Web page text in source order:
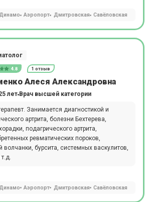
Аэропорт Дмитровская Савёловская
4.8 1 отзыв
Алеся Александровна
лет Врач высшей категории
Занимается диагностикой и
артрита, болезни Бехтерева,
подагрического артрита,
ревматических пороков,
волчанки, бурсита, системных васкулитов,
Динамо Аэропорт Дмитровская Савёловская